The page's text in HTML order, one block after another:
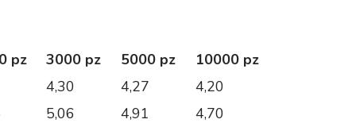
pz 3000 pz 5000 pz
10000 pz
4,30 4,27
4,20
5,06 4,91
4,70